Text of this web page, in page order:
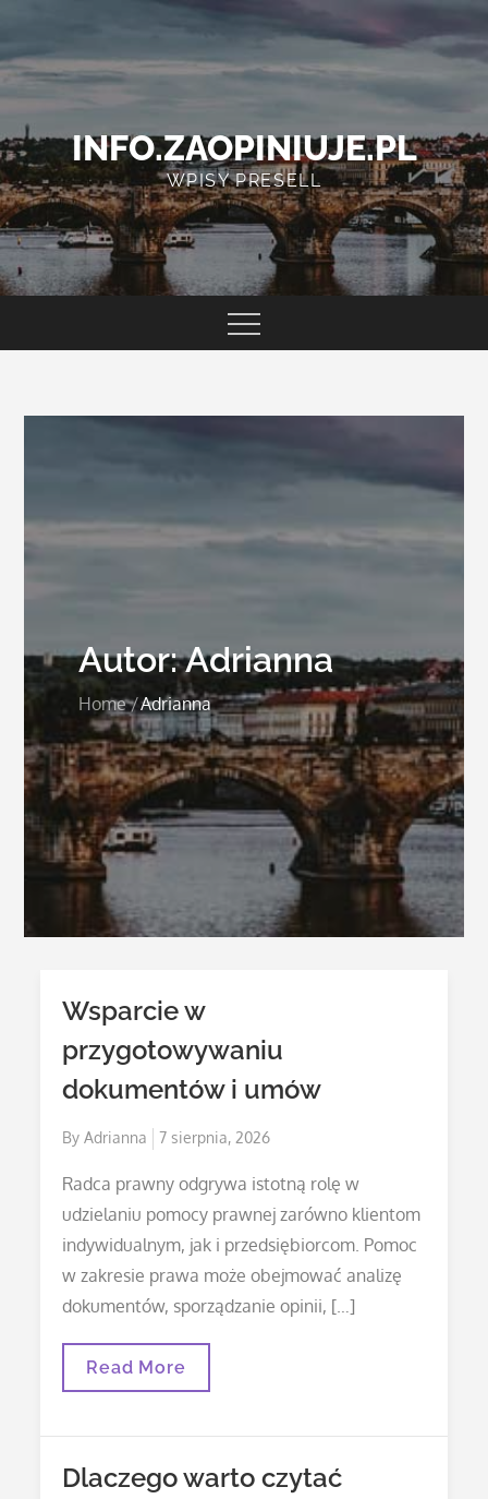
content
INFO.ZAOPINIUJE.PL
WPISY PRESELL
Autor:Adrianna
Home Adrianna
Wsparcie w
przygotowywaniu
dokumentów i umów
ByAdrianna
Posted
7 sierpnia, 2026
Radca prawny odgrywa istotną rolę w
udzielaniu pomocy prawnej zarówno klientom
indywidualnym, jak i przedsiębiorcom. Pomoc
w zakresie prawa może obejmować analizę
dokumentów, sporządzanie opinii, […]
Wsparcie
I
Read More
Dlaczego warto czytać